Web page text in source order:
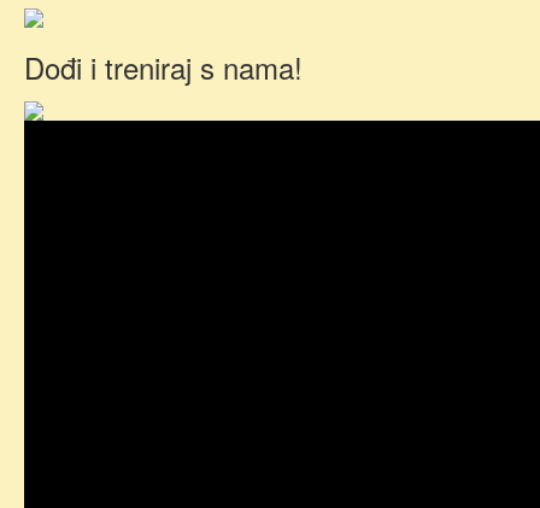
Dođi i treniraj s nama!